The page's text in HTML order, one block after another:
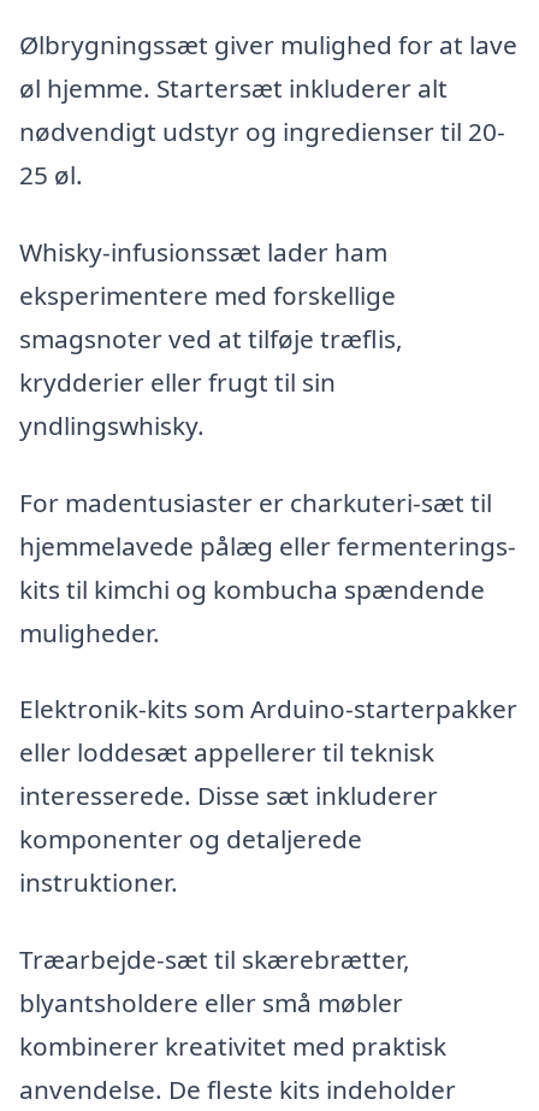
Ølbrygningssæt giver mulighed for at lave
øl hjemme. Startersæt inkluderer alt
nødvendigt udstyr og ingredienser til 20-
25 øl.
Whisky-infusionssæt lader ham
eksperimentere med forskellige
smagsnoter ved at tilføje træflis,
krydderier eller frugt til sin
yndlingswhisky.
For madentusiaster er charkuteri-sæt til
hjemmelavede pålæg eller fermenterings-
kits til kimchi og kombucha spændende
muligheder.
Elektronik-kits som Arduino-starterpakker
eller loddesæt appellerer til teknisk
interesserede. Disse sæt inkluderer
komponenter og detaljerede
instruktioner.
Træarbejde-sæt til skærebrætter,
blyantsholdere eller små møbler
kombinerer kreativitet med praktisk
anvendelse. De fleste kits indeholder